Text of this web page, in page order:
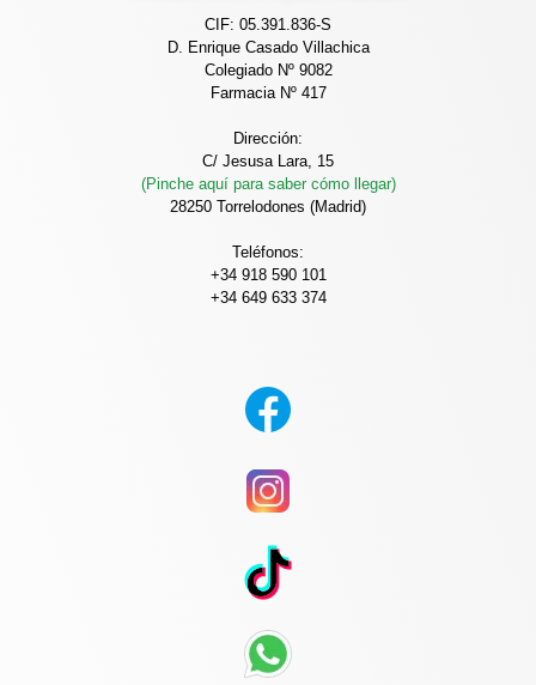
CIF: 05.391.836-S
D. Enrique Casado Villachica
Colegiado Nº 9082
Farmacia Nº 417
Dirección:
C/ Jesusa Lara, 15
(Pinche aquí para saber cómo llegar)
28250 Torrelodones (Madrid)
Teléfonos:
+34 918 590 101
+34 649 633 374